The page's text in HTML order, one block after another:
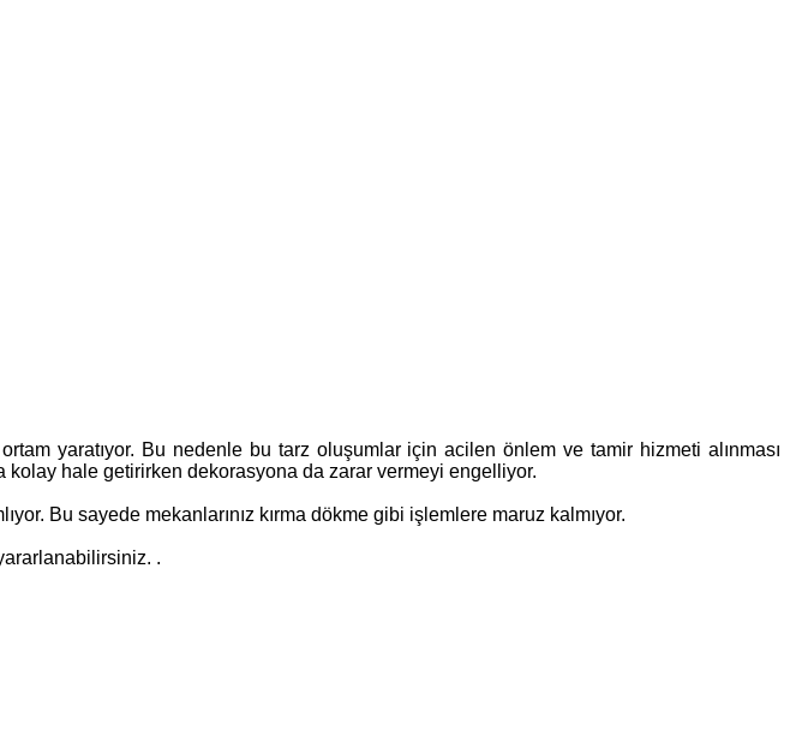
yaratıyor. Bu nedenle bu tarz oluşumlar için acilen önlem ve tamir hizmeti alınması
kolay hale getirirken dekorasyona da zarar vermeyi engelliyor.
Bu sayede mekanlarınız kırma dökme gibi işlemlere maruz kalmıyor.
.